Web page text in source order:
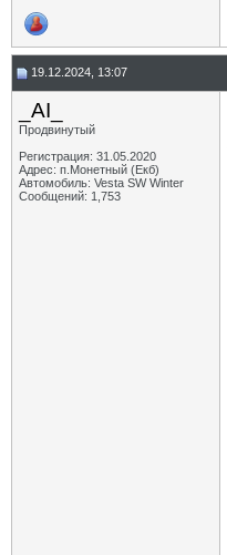
19.12.2024, 13:07
_AI_
Продвинутый
Регистрация: 31.05.2020
Адрес: п.Монетный (Екб)
Автомобиль: Vesta SW Winter
Сообщений: 1,753